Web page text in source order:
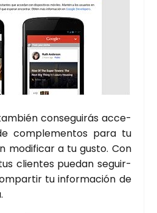
con­se­gui­rás acce­
com­ple­men­tos para tu
modi­fi­car a tu gus­to. Con
clien­tes pue­dan seguir­
tu infor­ma­ción de